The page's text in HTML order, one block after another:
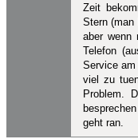
Zeit
Stern (man
aber wenn
Telefon
Service am
viel zu
Problem.
geht ran.